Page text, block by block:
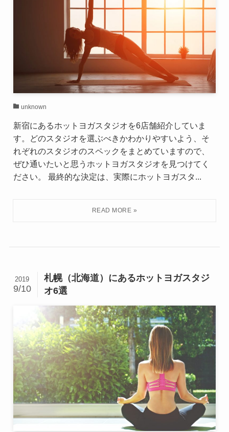
unknown
新宿にあるホットヨガスタジオを6店舗紹介していま
す。どのスタジオを選ぶべきかわかりやすいよう、そ
れぞれのスタジオのスペックをまとめていますので、
ぜひ通いたいと思うホットヨガスタジオを見つけてく
ださい。 最終的な決定は、実際にホットヨガスタ...
札幌（北海道）にあるホットヨガスタジ
オ6選
2019
9/10